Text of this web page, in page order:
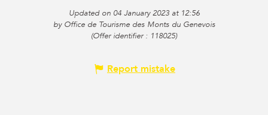
Updated on 04 January 2023 at 12:56
by Office de Tourisme des Monts du Genevois
(Offer identifier : 118025)
Report mistake